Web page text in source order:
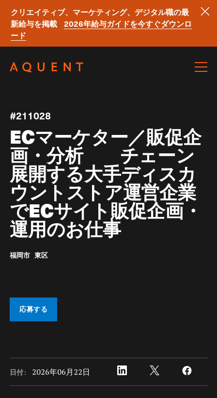
クリエイティブ、マーケティング、デジタル職の最
新給与を掲載
2026年給与ガイドを今すぐダウンロ
ード
#211028
ECマーケター／販促企
画・分析 チェーン
展開する大手ディスカ
ウントストア運営企業
でECサイト販促企画・
運用のお仕事
福岡市 東区
応募する
日付: 2026年06月22日